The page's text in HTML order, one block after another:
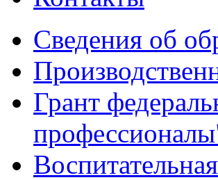
Сведения об
Грант